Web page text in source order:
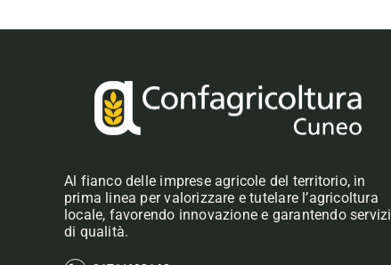
Al fianco delle imprese agricole del territorio, in
prima linea per valorizzare e tutelare l’agricoltura
locale, favorendo innovazione e garantendo servizi
di qualità.